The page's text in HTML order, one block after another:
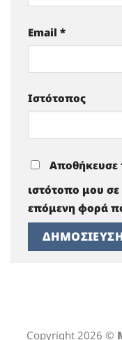
Email *
Ιστότοπος
Αποθήκευσε
ιστότοπο μου
επόμενη φορά
Copyright 2026 ©